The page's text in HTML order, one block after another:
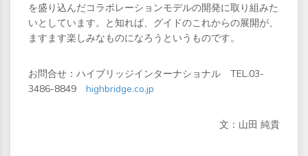
を盛り込んだコラボレーションモデルの開発に取り組みた
いとしています。と知れば、グイドのこれからの展開が、
ますます楽しみなものになろうというものです。
お問合せ：ハイブリッジインターナショナル TEL.03-
3486-8849 highbridge.co.jp
文：山田 純貴